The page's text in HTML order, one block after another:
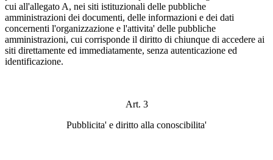
cui all'allegato A, nei siti istituzionali delle pubbliche
amministrazioni dei documenti, delle informazioni e dei dati
concernenti l'organizzazione e l'attivita' delle pubbliche
amministrazioni, cui corrisponde il diritto di chiunque di accedere ai
siti direttamente ed immediatamente, senza autenticazione ed
identificazione.
Art. 3
Pubblicita' e diritto alla conoscibilita'